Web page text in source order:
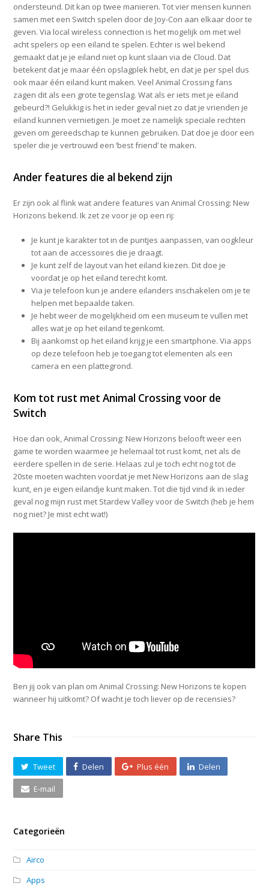
ondersteund. Dit kan op twee manieren. Tot vier mensen kunnen
samen met een Switch spelen door de Joy-Con aan elkaar door te
geven. Via local wireless connection is het mogelijk om met wel
acht spelers op een eiland te spelen. Echter is wel bekend
gemaakt dat je je eiland niet op kunt slaan via de Cloud. Dat
betekent dat je maar één opslagplek hebt, en dat je per spel dus
ook maar één eiland kunt maken. Veel Animal Crossing fans
zagen dit als een grote tegenslag. Wat als er iets met je eiland
gebeurd?! Gelukkig is het in ieder geval niet zo dat je vrienden je
eiland kunnen vernietigen. Je moet ze namelijk speciale rechten
geven om gereedschap te kunnen gebruiken. Dat doe je door een
speler die je vertrouwd een ‘best friend’ te maken.
Ander features die al bekend zijn
Er zijn ook al flink wat andere features van Animal Crossing: New
Horizons bekend. Ik zet ze voor je op een rij:
Je kunt je karakter tot in de puntjes aanpassen, van oogkleur
tot aan de accessoires die je draagt.
Je kunt zelf de layout van het eiland kiezen. Dit doe je
voordat je op het eiland terecht komt.
Via je telefoon kun je andere eilanders inschakelen om je te
helpen met bepaalde taken.
Je hebt weer de mogelijkheid om een museum te vullen met
alles wat je op het eiland tegenkomt.
Bij aankomst op het eiland krijg je een smartphone. Via apps
op deze telefoon heb je toegang tot elementen als een
camera en een plattegrond.
Kom tot rust met Animal Crossing voor de
Switch
Hoe dan ook, Animal Crossing: New Horizons belooft weer een
game te worden waarmee je helemaal tot rust komt, net als de
eerdere spellen in de serie. Helaas zul je toch echt nog tot de
20ste moeten wachten voordat je met New Horizons aan de slag
kunt, en je eigen eilandje kunt maken. Tot die tijd vind ik in ieder
geval nog mijn rust met Stardew Valley voor de Switch (heb je hem
nog niet? Je mist echt wat!)
Ben jij ook van plan om Animal Crossing: New Horizons te kopen
wanneer hij uitkomt? Of wacht je toch liever op de recensies?
Share This
Tweet Delen Plus één Delen
E-mail
Categorieën
Airco
Apps